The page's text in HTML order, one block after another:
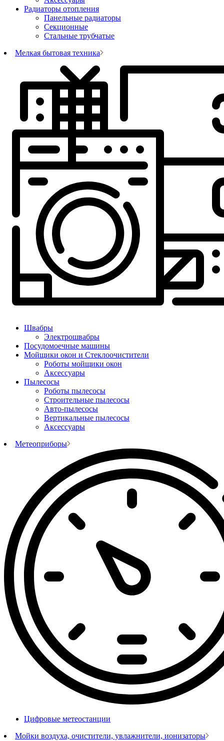
Радиаторы отопления
Панельные радиаторы
Секционные
Стальные трубчатые
Мелкая бытовая техника
Швабры
Электрошвабры
Посудомоечные машины
Мойщики окон и Стеклоочистители
Роботы мойщики окон
Аксессуары
Пылесосы
Роботы пылесосы
Строительные пылесосы
Авто-пылесосы
Вертикальные пылесосы
Аксессуары
Метеоприборы
Цифровые метеостанции
Мойки воздуха, очистители, увлажнители, ионизаторы